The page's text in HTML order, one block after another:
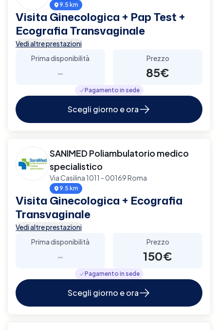
9.5 km
Visita Ginecologica + Pap Test +
Ecografia Transvaginale
Vedi altre prestazioni
Prima disponibilità
-
Prezzo
85€
Pagamento in sede
Scegli giorno e ora
SANIMED Poliambulatorio medico
specialistico
Via Casilina 1011 - 00169 Roma
9.5 km
Visita Ginecologica + Ecografia
Transvaginale
Vedi altre prestazioni
Prima disponibilità
-
Prezzo
150€
Pagamento in sede
Scegli giorno e ora